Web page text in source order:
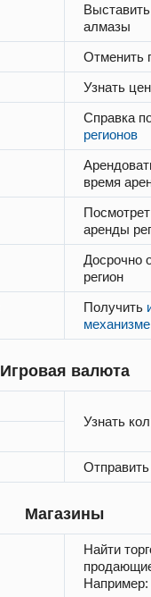
алмазы
Отменить
Узнать
Справка
регионов
время
аренды
Досрочно
регион
Получить
механизме
Игровая валюта
Узнать
Отправить
Магазины
Найти
Например: